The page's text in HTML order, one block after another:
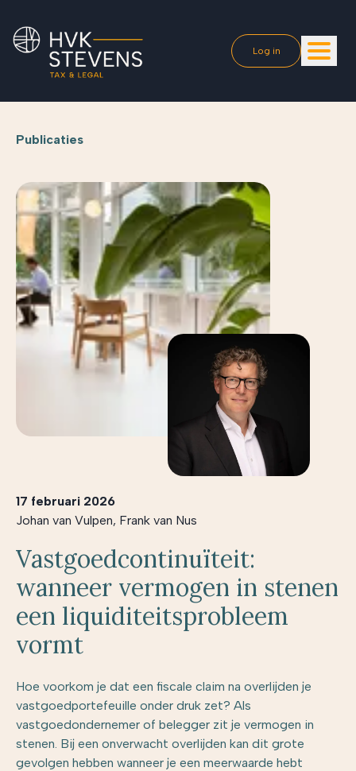
Log in
Publicaties
17 februari 2026
Johan van Vulpen, Frank van Nus
Vastgoedcontinuïteit:
wanneer vermogen in stenen
een liquiditeitsprobleem
vormt
Hoe voorkom je dat een fiscale claim na overlijden je
vastgoedportefeuille onder druk zet? Als
vastgoedondernemer of belegger zit je vermogen in
stenen. Bij een onverwacht overlijden kan dit grote
gevolgen hebben wanneer je een meerwaarde hebt